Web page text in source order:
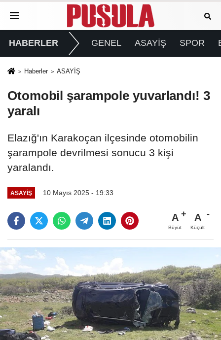
HABERLER GENEL ASAYİŞ SPOR
Haberler ASAYİŞ
Otomobil şarampole yuvarlandı! 3
yaralı
Elazığ'ın Karakoçan ilçesinde otomobilin
şarampole devrilmesi sonucu 3 kişi
yaralandı.
ASAYİŞ 10 Mayıs 2025 - 19:33
A
Büyüt
A
Küçült